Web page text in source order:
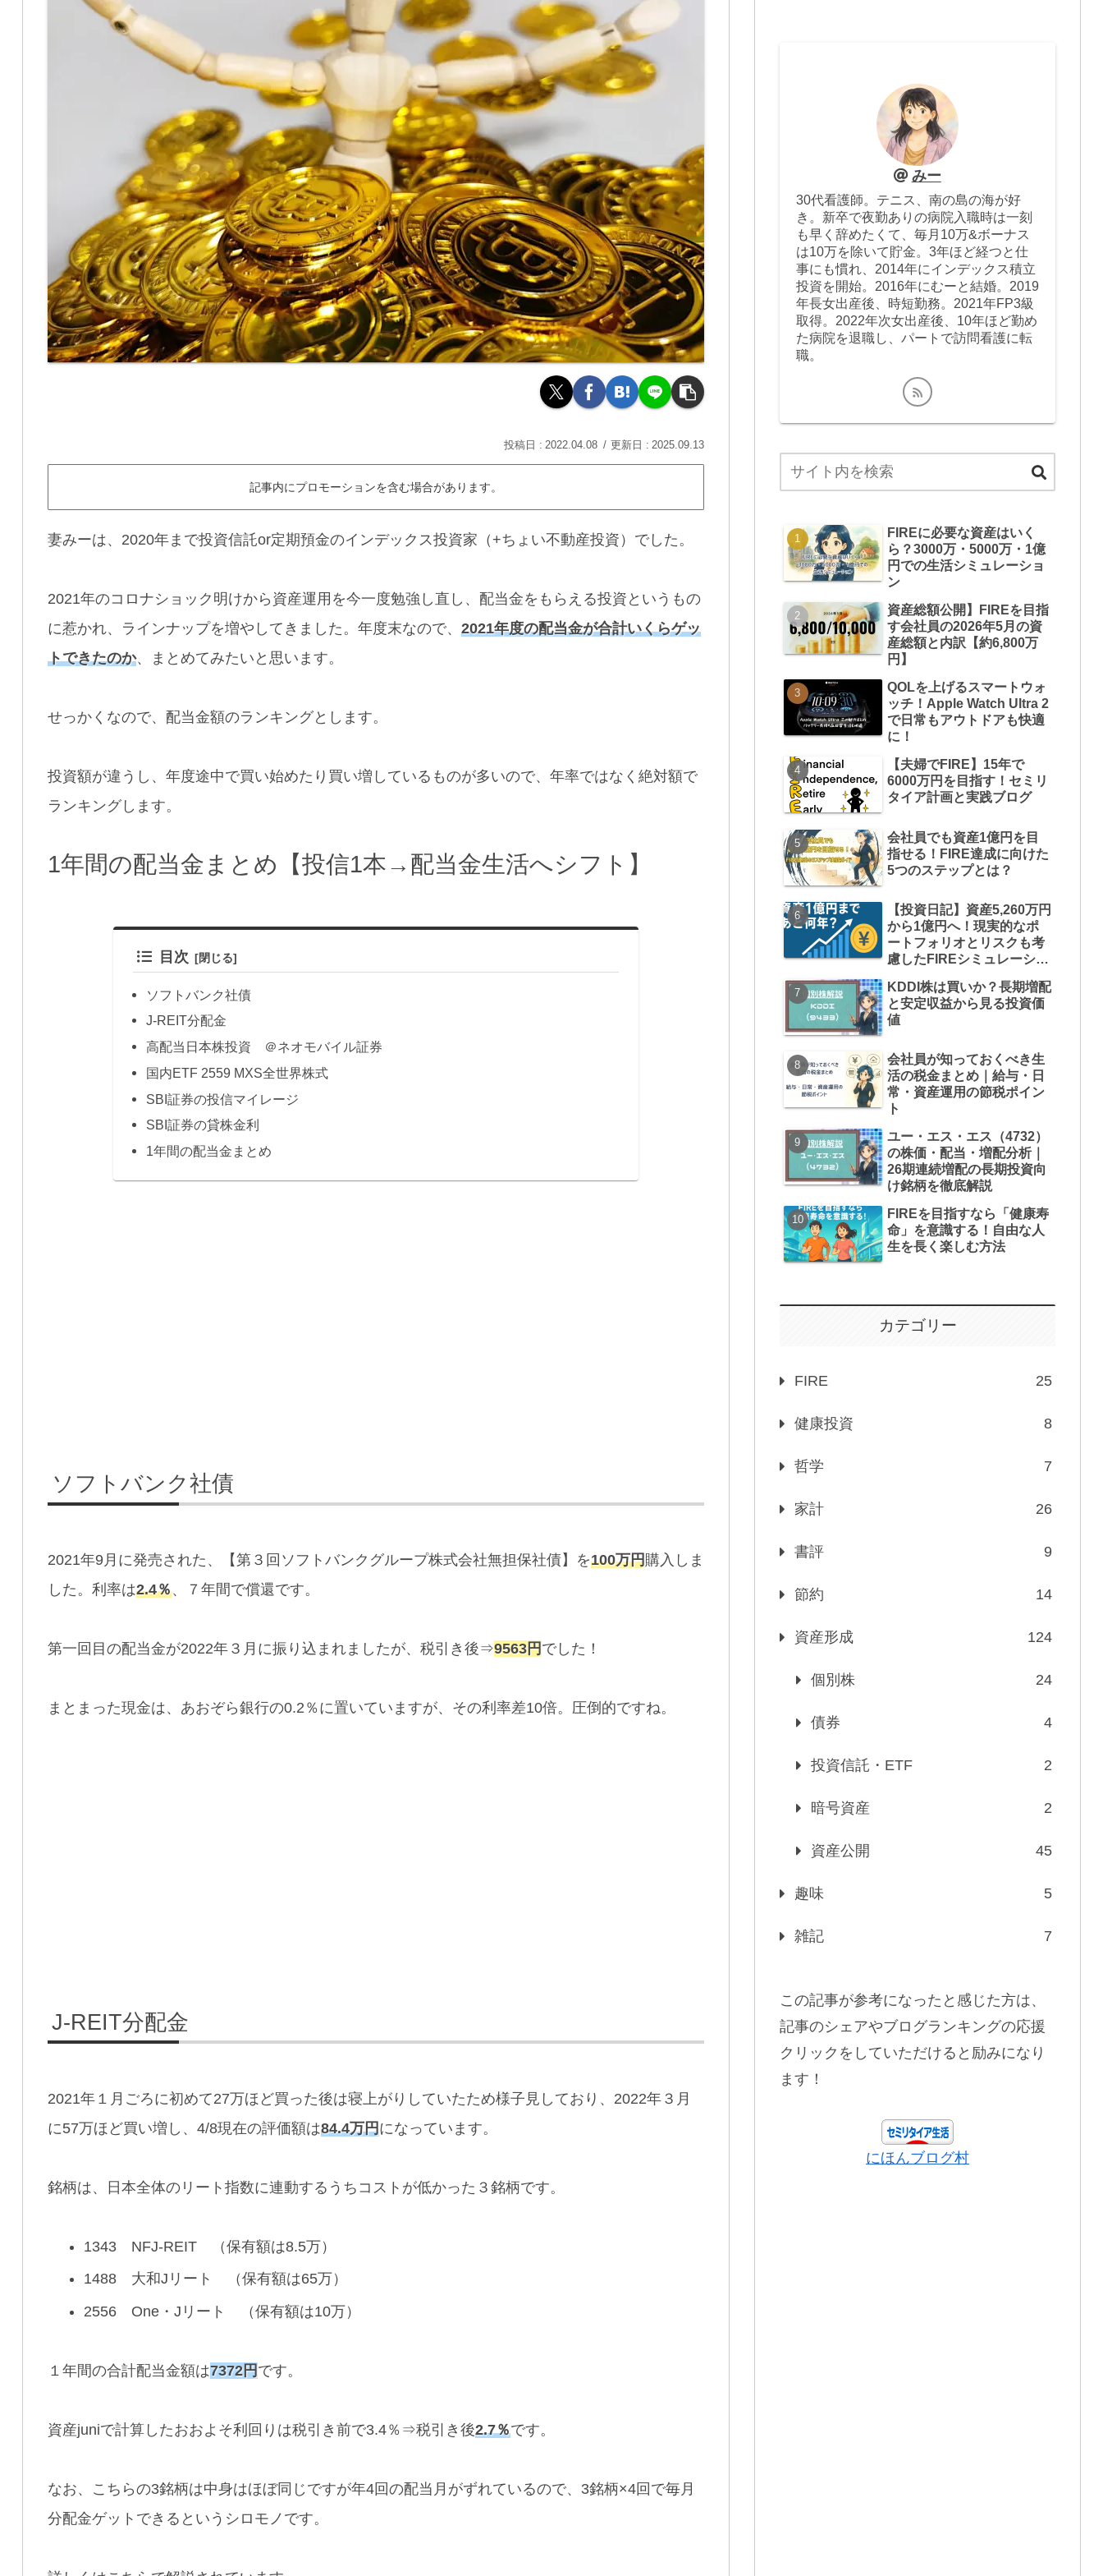
2022.04.08 2025.09.13
記事内にプロモーションを含む場合があります。
妻みーは、2020年まで投資信託or定期預金のインデックス投資家（+ちょい不動産投資）でした。
2021年のコロナショック明けから資産運用を今一度勉強し直し、配当金をもらえる投資というもの
に惹かれ、ラインナップを増やしてきました。年度末なので、 2021年度の配当金が合計いくらゲッ
トできたのか、まとめてみたいと思います。
せっかくなので、配当金額のランキングとします。
投資額が違うし、年度途中で買い始めたり買い増しているものが多いので、年率ではなく絶対額で
ランキングします。
1年間の配当金まとめ【投信1本→配当金生活へシフト】
目次
ソフトバンク社債
J-REIT分配金
高配当日本株投資 ＠ネオモバイル証券
国内ETF 2559 MXS全世界株式
SBI証券の投信マイレージ
SBI証券の貸株金利
1年間の配当金まとめ
ソフトバンク社債
2021年9月に発売された、【第３回ソフトバンクグループ株式会社無担保社債】を100万円購入しま
した。利率は2.4％、７年間で償還です。
第一回目の配当金が2022年３月に振り込まれましたが、税引き後⇒9563円 でした！
まとまった現金は、あおぞら銀行の0.2％に置いていますが、その利率差10倍。圧倒的ですね。
J-REIT分配金
2021年１月ごろに初めて27万ほど買った後は寝上がりしていたため様子見しており、2022年３月
に57万ほど買い増し、4/8現在の評価額は84.4万円になっています。
銘柄は、日本全体のリート指数に連動するうちコストが低かった３銘柄です。
1343 NFJ-REIT （保有額は8.5万）
1488 大和Jリート （保有額は65万）
2556 One・Jリート （保有額は10万）
１年間の合計配当金額は7372円 です。
資産juniで計算したおおよそ利回りは税引き前で3.4％⇒税引き後2.7％です。
なお、こちらの3銘柄は中身はほぼ同じですが年4回の配当月がずれているので、3銘柄×4回で毎月
分配金ゲットできるというシロモノです。
みー
30代看護師。テニス、南の島の海が好
き。新卒で夜勤ありの病院入職時は一刻
も早く辞めたくて、毎月10万&ボーナス
は10万を除いて貯金。3年ほど経つと仕
事にも慣れ、2014年にインデックス積立
投資を開始。2016年にむーと結婚。2019
年長女出産後、時短勤務。2021年FP3級
取得。2022年次女出産後、10年ほど勤め
た病院を退職し、パートで訪問看護に転
職。
FIREに必要な資産はいく
ら？3000万・5000万・1億
円での生活シミュレーショ
ン
資産総額公開】FIREを目指
す会社員の2026年5月の資
産総額と内訳【約6,800万
円】
QOLを上げるスマートウォ
ッチ！Apple Watch Ultra 2
で日常もアウトドアも快適
に！
【夫婦でFIRE】15年で
6000万円を目指す！セミリ
タイア計画と実践ブログ
会社員でも資産1億円を目
指せる！FIRE達成に向けた
5つのステップとは？
【投資日記】資産5,260万円
から1億円へ！現実的なポ
ートフォリオとリスクも考
慮したFIREシミュレーショ
KDDI株は買いか？長期増配
と安定収益から見る投資価
値
会社員が知っておくべき生
活の税金まとめ｜給与・日
常・資産運用の節税ポイン
ト
ユー・エス・エス（4732）
の株価・配当・増配分析｜
26期連続増配の長期投資向
け銘柄を徹底解説
FIREを目指すなら「健康寿
命」を意識する！自由な人
生を長く楽しむ方法
カテゴリー
FIRE 25
健康投資 8
哲学 7
家計 26
書評 9
節約 14
資産形成 124
個別株 24
債券 4
投資信託・ETF 2
暗号資産 2
資産公開 45
趣味 5
雑記 7
この記事が参考になったと感じた方は、
記事のシェアやブログランキングの応援
クリックをしていただけると励みになり
ます！
にほんブログ村